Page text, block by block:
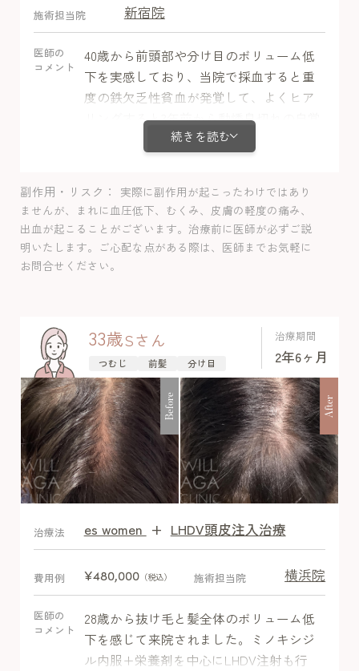
施術担当院 新宿院
医師の
コメント
40歳から前頭部や分け目のボリューム低
下を実感しており、当院で採血すると重
度の鉄欠乏性貧血が発覚して、よくヒア
リングすると3年前から動悸息切れの自覚
症状があったようです。鉄欠乏性貧血は
り、女性ホルモンの低下の悪化と相まっ
て毛幹径の低下や地肌感の増加があった
と考えられました。貧血改善のために内
科受診を促し鉄欠乏性貧血の治療の他に
動悸と浮腫みがありましたがすぐ改善し
ました。他には体毛増加もありましたが
それを理由に内服量調整するほどではあ
りませんでした。
続きを読む
副作用・リスク
実際に副作用が起こったわけではあり
ませんが、まれに血圧低下、むくみ、皮膚の軽度の痛み、
出血が起こることがございます。治療前に医師が必ずご説
明いたします。ご心配な点がある際は、医師までお気軽に
お問合せください。
33歳Sさん
つむじ 前髪 分け目
治療期間
2年6ヶ月
Before After
After
治療法 es women + LHDV頭皮注入治療
費用例 ¥480,000（税込） 施術担当院 横浜院
医師の
コメント
28歳から抜け毛と髪全体のボリューム低
下を感じて来院されました。ミノキシジ
ル内服+栄養剤を中心にLHDV注射も行